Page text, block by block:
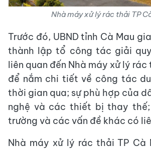
Nhà máy xử lý rác thải TP
Trước đó, UBND tỉnh Cà Mau
thành lập tổ công tác giải
liên quan đến Nhà máy xử lý rác
để nắm chi tiết về công tác
thời gian qua; sự phù hợp của
nghệ và các thiết bị thay
trường và các vấn đề khác có
Nhà máy xử lý rác thải TP Cà